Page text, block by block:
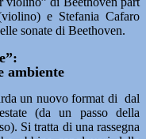
e Stefania Cafaro
sonate di Beethoven.
ambiente
un nuovo format di dal
(da un passo della
Si tratta di una rassegna